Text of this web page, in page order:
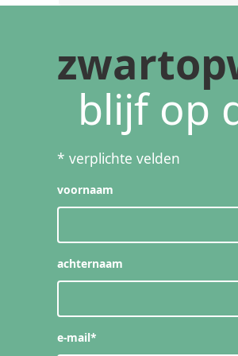
blijf op
* verplichte velden
voornaam
achternaam
e-mail*